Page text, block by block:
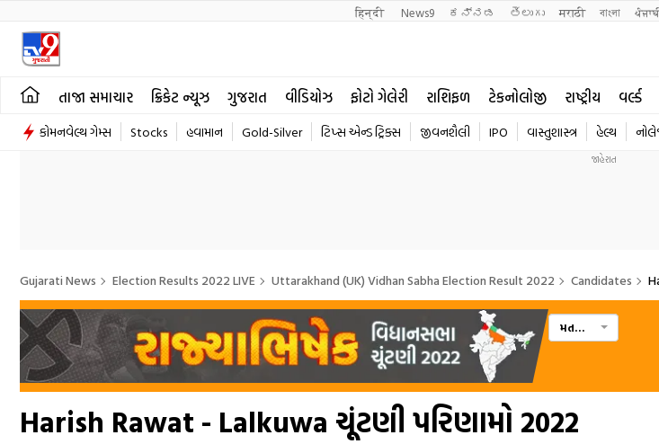
हिन्दी News9 ಕನ್ನಡ తెలుగు मराठी বাংলা
તાજા સમાચાર ક્રિકેટ ન્યૂઝ ગુજરાત વીડિયોઝ ફોટો ગેલેરી રાશિફળ ટેકનોલોજી રાષ્ટ્રીય વર્લ્ડ
કોમનવેલ્થ ગેમ્સ Stocks હવામાન Gold-Silver ટિપ્સ એન્ડ ટ્રિક્સ જીવનશૈલી IPO વાસ્તુશાસ્ત્ર હેલ્થ
Gujarati News Election Results 2022 LIVE Uttarakhand (UK) Vidhan Sabha Election Result 2022 Candidates
મતવિસ્તાર
Harish Rawat - Lalkuwa ચૂંટણી પરિણામો 2022